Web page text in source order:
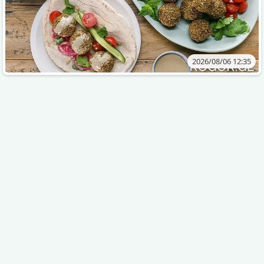
2026/08/06 12:35